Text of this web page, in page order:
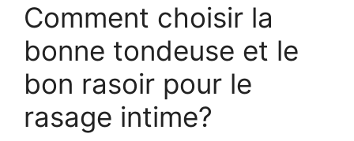
Comment choisir la
bonne tondeuse et le
bon rasoir pour le
rasage intime?